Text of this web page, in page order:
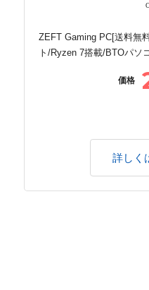
ZEFT Gaming PC[送料無
ト/Ryzen 7搭載/BTOパソ
価格
詳しく